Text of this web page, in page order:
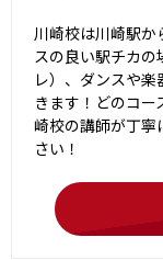
川崎校は川崎駅か
スの良い駅チカ
レ）、ダンスや
きます！どのコ
崎校の講師が丁寧
さい！